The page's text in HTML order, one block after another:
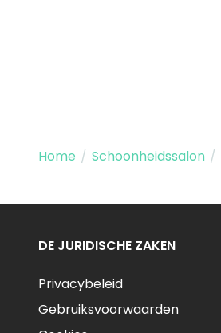
Home / Schoonheidssalon /
DE JURIDISCHE ZAKEN
Privacybeleid
Gebruiksvoorwaarden